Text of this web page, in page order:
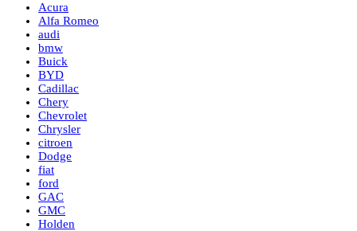
Acura
Alfa Romeo
audi
bmw
Buick
BYD
Cadillac
Chery
Chevrolet
Chrysler
citroen
Dodge
fiat
ford
GAC
GMC
Holden